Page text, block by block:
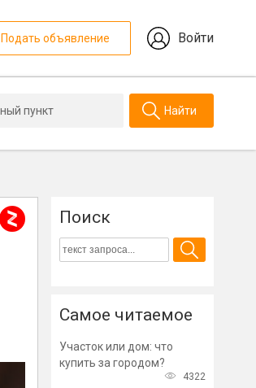
Подать объявление Войти
Найти
Поиск
Самое читаемое
Участок или дом: что
купить за городом?
4322